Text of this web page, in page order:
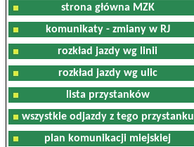
strona główna MZK
komunikaty - zmiany w RJ
rozkład jazdy wg linii
rozkład jazdy wg ulic
lista przystanków
wszystkie odjazdy z tego przystanku
plan komunikacji miejskiej